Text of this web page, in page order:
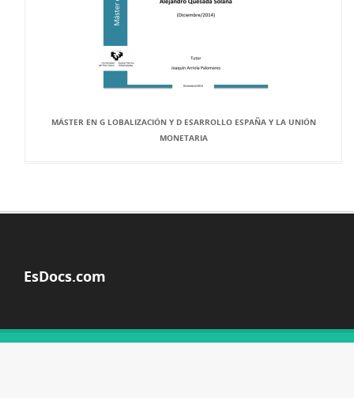
MÁSTER EN G LOBALIZACIÓN Y D ESARROLLO ESPAÑA Y LA UNIÓN
MONETARIA
EsDocs.com